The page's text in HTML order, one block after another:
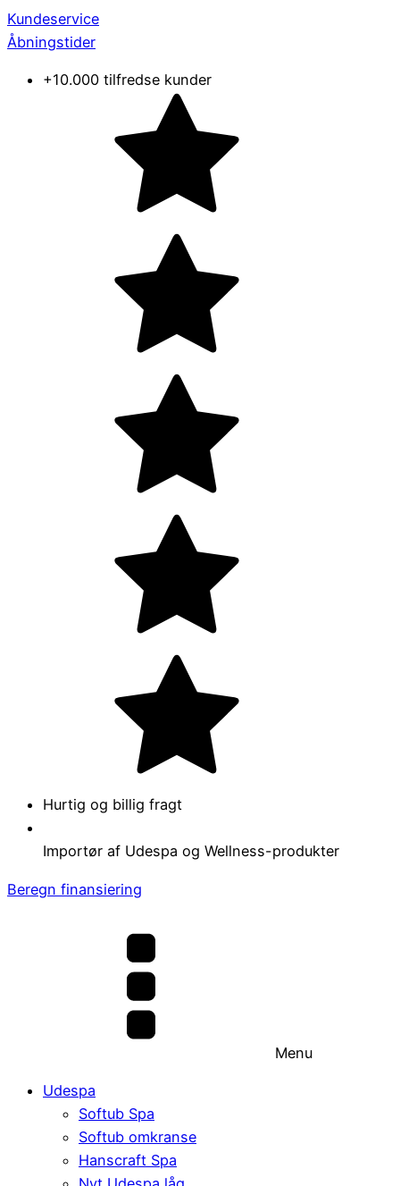
Kundeservice
Åbningstider
+10.000 tilfredse kunder
Hurtig og billig fragt
Importør af Udespa og Wellness-produkter
Beregn finansiering
Menu
Udespa
Softub Spa
Softub omkranse
Hanscraft Spa